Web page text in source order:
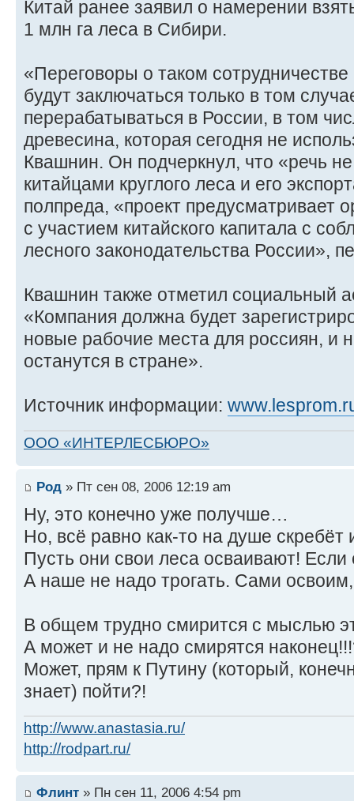
Китай ранее заявил о намерении
1 млн га леса в Сибири.
«Переговоры о таком
будут заключаться только в том
перерабатываться в России, в том
древесина, которая сегодня не
Квашнин. Он подчеркнул, что «речь
китайцами круглого леса и его
полпреда, «проект предусматривает
с участием китайского капитала с
лесного законодательства России»,
Квашнин также отметил социальный
«Компания должна будет
новые рабочие места для россиян, и
останутся в стране».
Источник информации:
ООО «ИНТЕРЛЕСБЮРО»
Род » Пт сен 08, 2006 12:19 am
Ну, это конечно уже получше…
Но, всё равно как-то на душе скребёт
Пусть они свои леса осваивают!
А наше не надо трогать. Сами освоим,
В общем трудно смирится с мыслью
А может и не надо смирятся
Может, прям к Путину (который,
знает) пойти?!
http://www.anastasia.ru/
http://rodpart.ru/
Флинт » Пн сен 11, 2006 4:54 pm